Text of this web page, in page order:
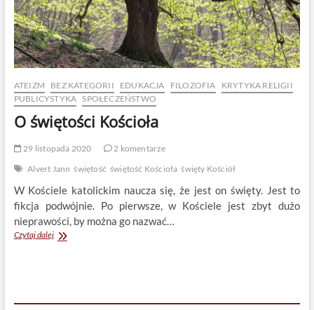
ATEIZM BEZ KATEGORII EDUKACJA FILOZOFIA
KRYTYKA RELIGII
PUBLICYSTYKA SPOŁECZEŃSTWO
O świętości Kościoła
29 listopada 2020
2 komentarze
Alvert Jann świętość świętość Kościoła święty Kościół
W Kościele katolickim naucza się, że jest on święty. Jest to
fikcja podwójnie. Po pierwsze, w Kościele jest zbyt dużo
nieprawości, by można go nazwać…
Czytaj dalejO